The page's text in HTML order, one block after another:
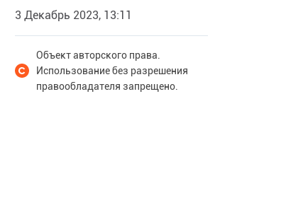
3 Декабрь 2023, 13:11
Объект авторского права.
Использование без разрешения
правообладателя запрещено.